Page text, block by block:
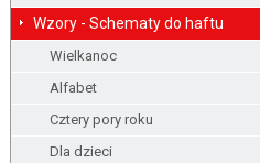
Wzory - Schematy do haftu
Wielkanoc
Alfabet
Cztery pory roku
Dla dzieci